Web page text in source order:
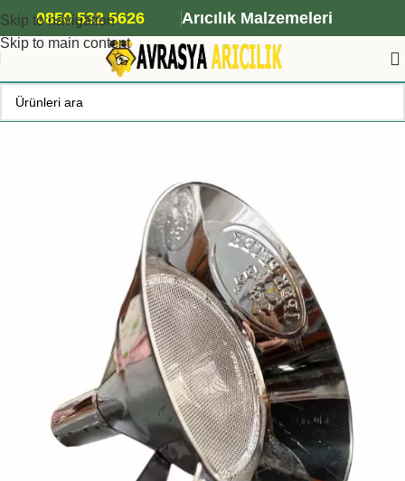
Skip to navigation
Skip to main content
ANA ARI SİPARİŞİ İÇİN TIKLAYIN
0850 532 5626 Arıcılık Malzemeleri